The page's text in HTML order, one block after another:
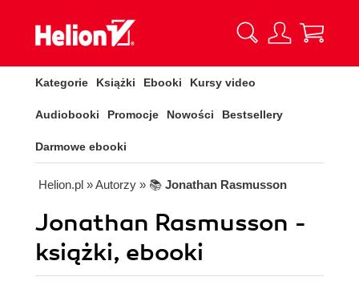
Kategorie Książki Ebooki Kursy video
Audiobooki Promocje Nowości Bestsellery
Darmowe ebooki
Helion.pl » Autorzy » 📚 Jonathan Rasmusson
Jonathan Rasmusson -
książki, ebooki